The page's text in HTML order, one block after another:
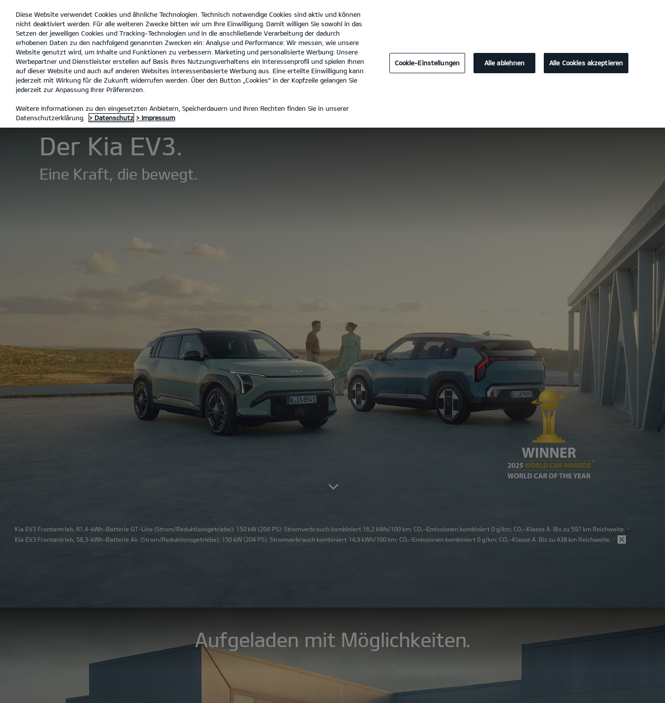
open
menu
Autohaus Möller GmbH Tel. :0361 - 54122200
Der EV3 Entdecken Technische Daten Zubehör Galerie Preisliste herunterladen Probefahrt
MODELLE
Der Kia EV3.
Eine Kraft, die bewegt.
Kia EV3 Frontantrieb, 81,4-kWh-Batterie GT-Line (Strom/Reduktionsgetriebe); 150 kW (204 PS): Stromverbrauch kombiniert 16,2 kWh/100 km; CO₂-Emissionen kombiniert 0 g/km; CO₂-Klasse A. Bis zu 597 km Reichweite. 1
Kia EV3 Frontantrieb, 58,3-kWh-Batterie Air (Strom/Reduktionsgetriebe); 150 kW (204 PS): Stromverbrauch kombiniert 14,9 kWh/100 km; CO₂-Emissionen kombiniert 0 g/km; CO₂-Klasse A. Bis zu 438 km Reichweite. 1
Aufgeladen mit Möglichkeiten.
Diese Website verwendet Cookies und ähnliche Technologien. Technisch notwendige Cookies sind aktiv und können
nicht deaktiviert werden. Für alle weiteren Zwecke bitten wir um Ihre Einwilligung. Damit willigen Sie sowohl in das
Setzen der jeweiligen Cookies und Tracking-Technologien und in die anschließende Verarbeitung der dadurch
erhobenen Daten zu den nachfolgend genannten Zwecken ein: Analyse und Performance: Wir messen, wie unsere
Website genutzt wird, um Inhalte und Funktionen zu verbessern. Marketing und personalisierte Werbung: Unsere
Werbepartner und Dienstleister erstellen auf Basis Ihres Nutzungsverhaltens ein Interessenprofil und spielen Ihnen
auf dieser Website und auch auf anderen Websites interessenbasierte Werbung aus. Eine erteilte Einwilligung kann
jederzeit mit Wirkung für die Zukunft widerrufen werden. Über den Button „Cookies“ in der Kopfzeile gelangen Sie
jederzeit zur Anpassung Ihrer Präferenzen.
Weitere Informationen zu den eingesetzten Anbietern, Speicherdauern und Ihren Rechten finden Sie in unserer
Datenschutzerklärung.
> Datenschutz > Impressum
Cookie-Einstellungen Alle ablehnen Alle Cookies akzeptieren